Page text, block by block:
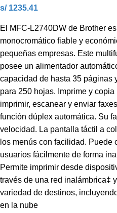
s/ 1235.41
El MFC-L2740DW de Brother
monocromático fiable y
pequeñas empresas. Este
posee un alimentador
capacidad de hasta 35 páginas
para 250 hojas. Imprime y
imprimir, escanear y enviar
función dúplex automática. Su
velocidad. La pantalla táctil a
los menús con facilidad. Puede
usuarios fácilmente de forma
Permite imprimir desde
través de una red inalámbrica‡
variedad de destinos,
en la nube